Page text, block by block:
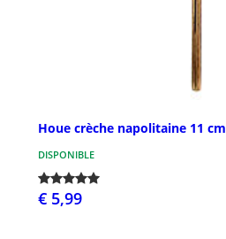
Houe crèche napolitaine 11 cm
DISPONIBLE
€ 5,99